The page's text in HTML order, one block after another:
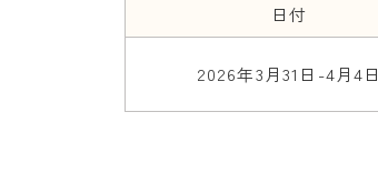
日付
2026年3月31日-4月4日